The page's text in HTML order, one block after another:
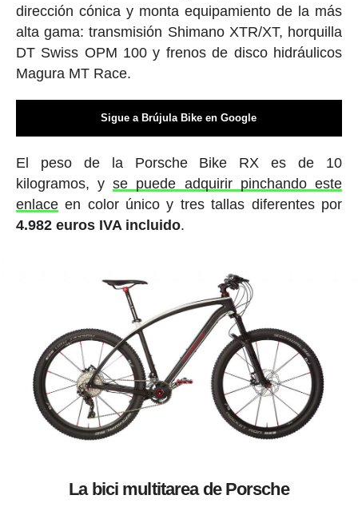
dirección cónica y monta equipamiento de la más
alta gama: transmisión Shimano XTR/XT, horquilla
DT Swiss OPM 100 y frenos de disco hidráulicos
Magura MT Race.
Sigue a Brújula Bike en Google
El peso de la Porsche Bike RX es de 10
kilogramos, yse puede adquirir pinchando este
enlaceen color único y tres tallas diferentes por
4.982 euros IVA incluido.
La bici multitarea de Porsche